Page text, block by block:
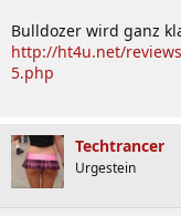
Bulldozer wird ganz
http://ht4u.net/
5.php
Techtrancer
Urgestein